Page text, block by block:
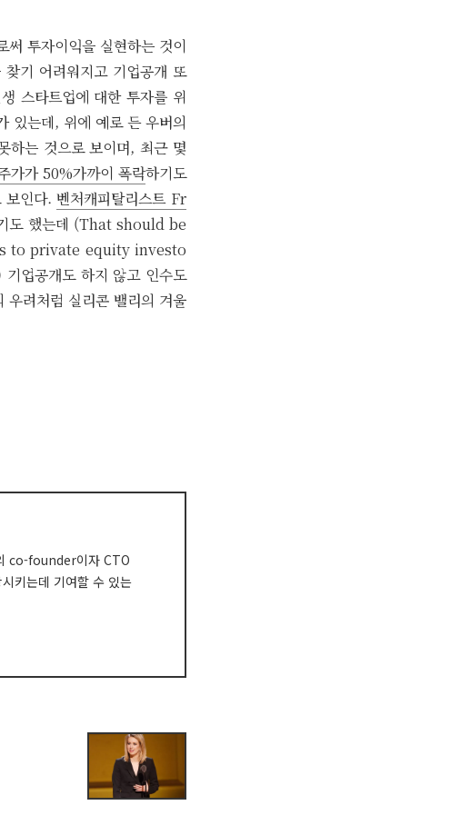
투자이익을 실현하는 것이
기 어려워지고 기업공개 또
스타트업에 대한 투자를 위
있는데, 위에 예로 든 우버의
하는 것으로 보이며, 최근 몇
가가 50%가까이 폭락하기도
보인다.벤처캐피탈리스트 Fr
도 했는데 (That should be
to private equity investo
공개도 하지 않고 인수도
우려처럼 실리콘 밸리의 겨울
co-founder이자 CTO
키는데 기여할 수 있는